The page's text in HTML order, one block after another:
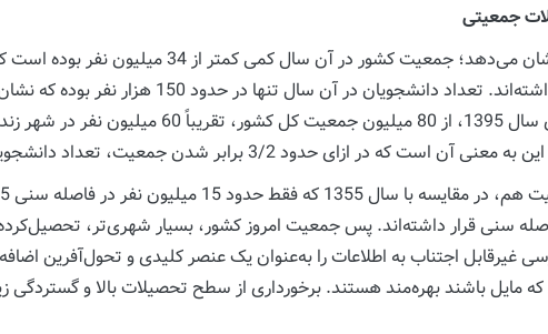
جمعیتی
حدود 3/2 برابر شدن جمعیت، تعداد دانشجویان، حدوداً 30 برابر شده است.
فاصله سنی قرار داشته‌اند. پس جمعیت امروز کشور، بسیار شهری‌تر،
غیرقابل اجتناب به اطلاعات را به‌عنوان یک عنصر کلیدی و تحول‌آفرین
که مایل باشند بهره‌مند هستند. برخورداری از سطح تحصیلات بالا و